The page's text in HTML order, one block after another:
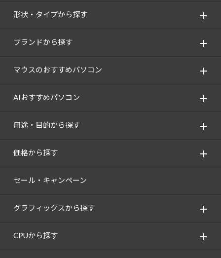
形状・タイプから探す
ブランドから探す
マウスのおすすめパソコン
AIおすすめパソコン
用途・目的から探す
価格から探す
セール・キャンペーン
グラフィックスから探す
CPUから探す